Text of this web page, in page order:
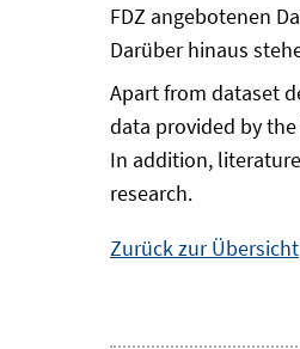
FDZ angebotenen
Darüber hinaus
Apart from dataset
data provided by the
In addition,
research.
Zurück zur Übersicht